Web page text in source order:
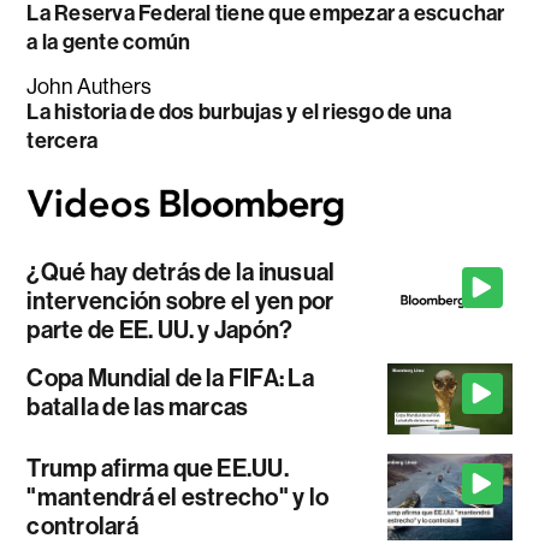
La Reserva Federal tiene que empezar a escuchar
a la gente común
John Authers
La historia de dos burbujas y el riesgo de una
tercera
¿Qué hay detrás de la inusual
intervención sobre el yen por
parte de EE. UU. y Japón?
Copa Mundial de la FIFA: La
batalla de las marcas
Trump afirma que EE.UU.
"mantendrá el estrecho" y lo
controlará